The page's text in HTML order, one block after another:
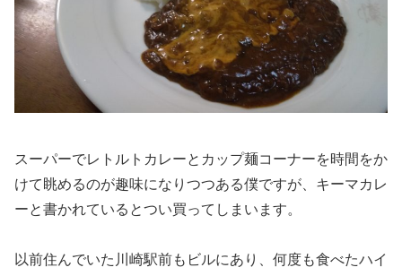
スーパーでレトルトカレーとカップ麺コーナーを時間をか
けて眺めるのが趣味になりつつある僕ですが、キーマカレ
ーと書かれているとつい買ってしまいます。
以前住んでいた川崎駅前もビルにあり、何度も食べたハイ